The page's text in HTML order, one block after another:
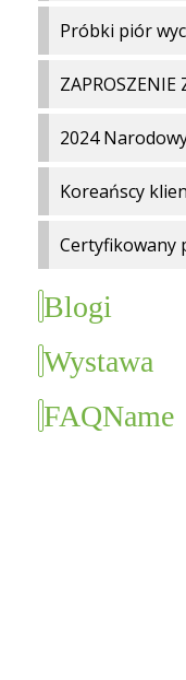
Próbki piór
Blogi
Wystawa
FAQName